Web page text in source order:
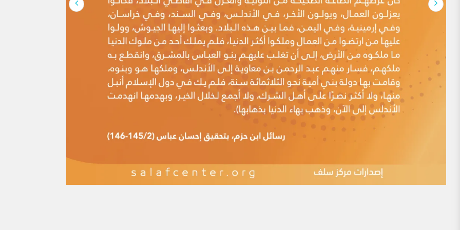
الروح والنفس وحاجات الجسد والجوارح، وينظم علاقات الإنسان كلها، وهو […]
لماذا يوجد الكثير منَ المذاهِب الإسلاميَّة معَ أنَّ القرآن واحد؟
مقدمة: هذه الدعوى ممَّا أثاره أهلُ البِدَع منذ العصور المُبكِّرة، وتصدَّى الفقهاء للردِّ عليها، ويَحتجُّ بها
اليومَ أعداءُ الإسلام منَ العَلمانيِّين وغيرهم. ومن أقدم من ذكر هذه الشبهة منقولةً عن أهل البدع:
الإمام ابن بطة، حيث قال: (باب التحذير منِ استماع كلام قوم يُريدون نقضَ الإسلام ومحوَ شرائعه،
فيُكَنُّون عن ذلك بالطعن على فقهاء المسلمين […]
ممن يقال: أساء المسلمون لهم في التاريخ
أحد عشر ممن يقال: أساء المسلمون لهم في التاريخ. مما يتكرر كثيراً ذكرُ المستشرقين والعلمانيين ومن
شايعهم أساميَ عدد ممن عُذِّب أو اضطهد أو قتل في التاريخ الإسلامي بأسباب فكرية وينسبون هذا
النكال أو القتل إلى الدين ،مشنعين على من اضطهدهم أو قتلهم ؛واصفين كل أهل التدين بالغلظة
وعدم التسامح في أمورٍ يؤكد كما يزعمون […]